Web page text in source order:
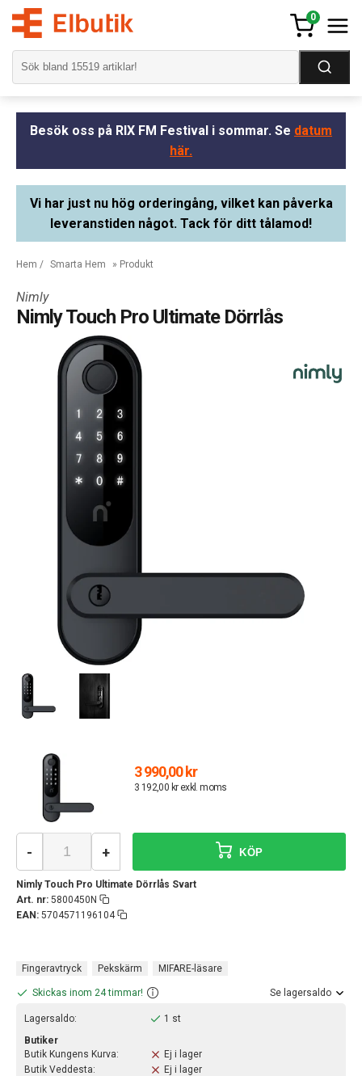
0
Besök oss på RIX FM Festival i sommar. Se datum
här.
Vi har just nu hög orderingång, vilket kan påverka
leveranstiden något. Tack för ditt tålamod!
Hem / Smarta Hem » Produkt
Nimly
Nimly Touch Pro Ultimate Dörrlås
3 990,00 kr
3 192,00 kr exkl. moms
Nimly Touch Pro Ultimate Dörrlås Svart
Art. nr: 5800450N
EAN: 5704571196104
- + KÖP
Fingeravtryck Pekskärm MIFARE-läsare
Skickas inom 24 timmar! Se lagersaldo
Lagersaldo:
1 st
Butiker
Butik Kungens Kurva:
Ej i lager
Butik Veddesta:
Ej i lager